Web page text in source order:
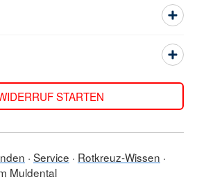
STARTEN
Service
Rotkreuz-Wissen
Muldental